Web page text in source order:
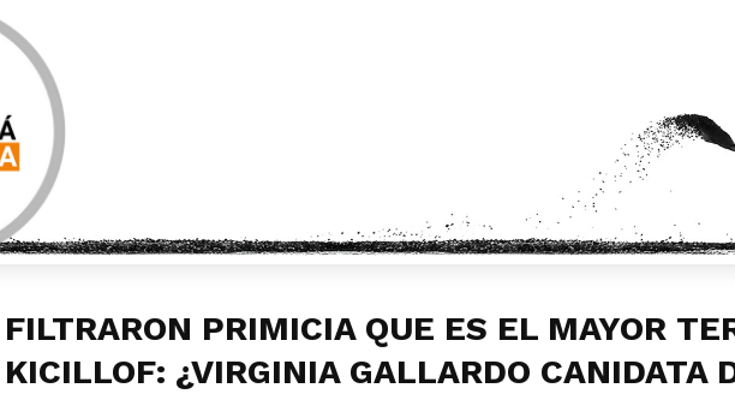
FILTRARON PRIMICIA QUE ES EL MAYOR
KICILLOF: ¿VIRGINIA GALLARDO CANIDATA